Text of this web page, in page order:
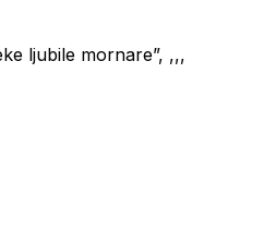
ljubile mornare”, ,,,